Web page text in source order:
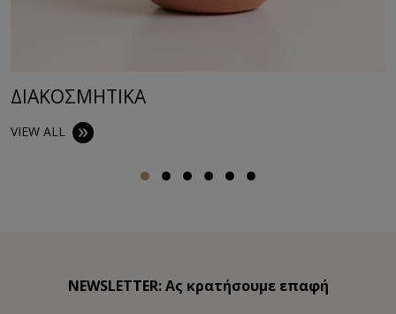
ΔΙΑΚΟΣΜΗΤΙΚA
VIEW ALL
NEWSLETTER: Ας κρατήσουμε επαφή